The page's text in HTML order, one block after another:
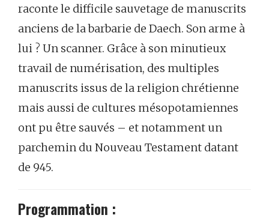
raconte le difficile sauvetage de manuscrits
anciens de la barbarie de Daech. Son arme à
lui ? Un scanner. Grâce à son minutieux
travail de numérisation, des multiples
manuscrits issus de la religion chrétienne
mais aussi de cultures mésopotamiennes
ont pu être sauvés – et notamment un
parchemin du Nouveau Testament datant
de 945.
Programmation :